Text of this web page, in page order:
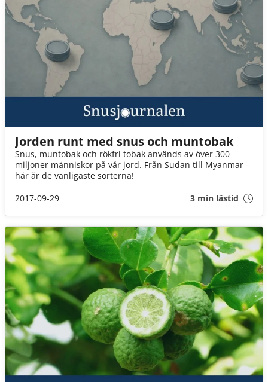
Jorden runt med snus och muntobak
Snus, muntobak och rökfri tobak används av över 300
miljoner människor på vår jord. Från Sudan till Myanmar –
här är de vanligaste sorterna!
2017-09-29
3 min lästid